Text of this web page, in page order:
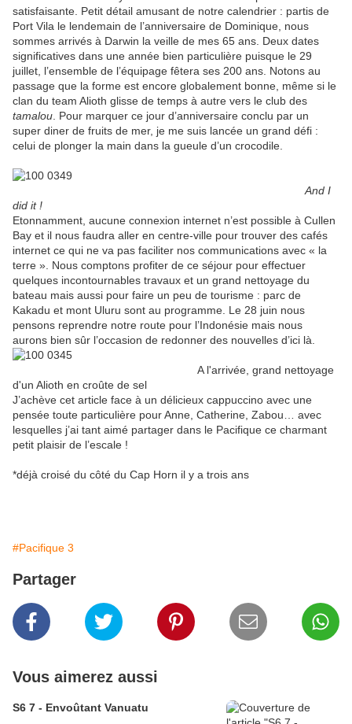
satisfaisante. Petit détail amusant de notre calendrier : partis de
Port Vila le lendemain de l’anniversaire de Dominique, nous
sommes arrivés à Darwin la veille de mes 65 ans. Deux dates
significatives dans une année bien particulière puisque le 29
juillet, l’ensemble de l’équipage fêtera ses 200 ans. Notons au
passage que la forme est encore globalement bonne, même si le
clan du team Alioth glisse de temps à autre vers le club des
tamalou . Pour marquer ce jour d’anniversaire conclu par un
super diner de fruits de mer, je me suis lancée un grand défi :
celui de plonger la main dans la gueule d’un crocodile.
And I
did it !
Etonnamment, aucune connexion internet n’est possible à Cullen
Bay et il nous faudra aller en centre-ville pour trouver des cafés
internet ce qui ne va pas faciliter nos communications avec « la
terre ». Nous comptons profiter de ce séjour pour effectuer
quelques incontournables travaux et un grand nettoyage du
bateau mais aussi pour faire un peu de tourisme : parc de
Kakadu et mont Uluru sont au programme. Le 28 juin nous
pensons reprendre notre route pour l’Indonésie mais nous
aurons bien sûr l’occasion de redonner des nouvelles d’ici là.
A l'arrivée, grand nettoyage
d'un Alioth en croûte de sel
J’achève cet article face à un délicieux cappuccino avec une
pensée toute particulière pour Anne, Catherine, Zabou… avec
lesquelles j’ai tant aimé partager dans le Pacifique ce charmant
petit plaisir de l’escale !
*déjà croisé du côté du Cap Horn il y a trois ans
#Pacifique 3
Partager
Vous aimerez aussi
S6 7 - Envoûtant Vanuatu